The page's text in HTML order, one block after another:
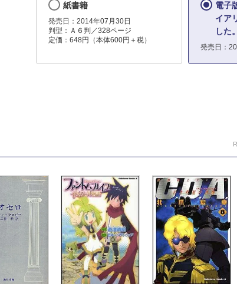
紙書籍
発売日：2014年07月30日
判型：Ａ６判／328ページ
定価：648円（本体600円＋税）
電子
イア
した。
発売日：